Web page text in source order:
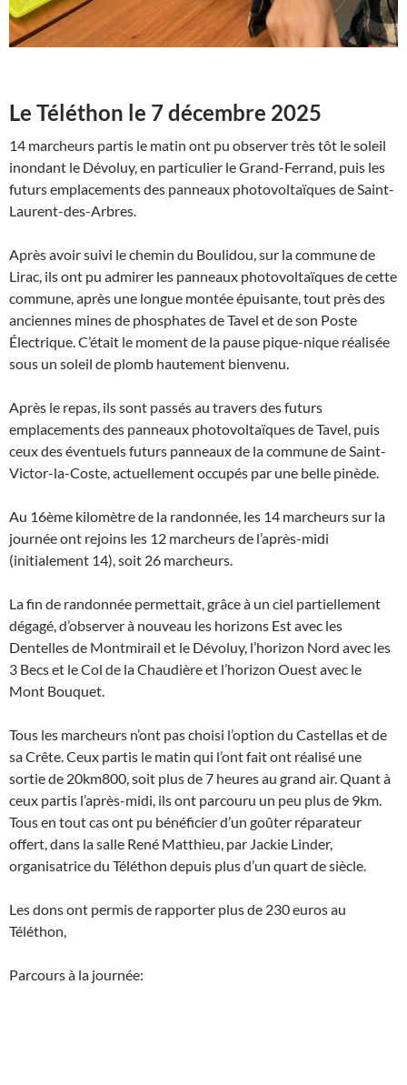
Le Téléthon le 7 décembre 2025
14 marcheurs partis le matin ont pu observer très tôt le soleil
inondant le Dévoluy, en particulier le Grand-Ferrand, puis les
futurs emplacements des panneaux photovoltaïques de Saint-
Laurent-des-Arbres.
Après avoir suivi le chemin du Boulidou, sur la commune de
Lirac, ils ont pu admirer les panneaux photovoltaïques de cette
commune, après une longue montée épuisante, tout près des
anciennes mines de phosphates de Tavel et de son Poste
Électrique. C’était le moment de la pause pique-nique réalisée
sous un soleil de plomb hautement bienvenu.
Après le repas, ils sont passés au travers des futurs
emplacements des panneaux photovoltaïques de Tavel, puis
ceux des éventuels futurs panneaux de la commune de Saint-
Victor-la-Coste, actuellement occupés par une belle pinède.
Au 16ème kilomètre de la randonnée, les 14 marcheurs sur la
journée ont rejoins les 12 marcheurs de l’après-midi
(initialement 14), soit 26 marcheurs.
La fin de randonnée permettait, grâce à un ciel partiellement
dégagé, d’observer à nouveau les horizons Est avec les
Dentelles de Montmirail et le Dévoluy, l’horizon Nord avec les
3 Becs et le Col de la Chaudière et l’horizon Ouest avec le
Mont Bouquet.
Tous les marcheurs n’ont pas choisi l’option du Castellas et de
sa Crête. Ceux partis le matin qui l’ont fait ont réalisé une
sortie de 20km800, soit plus de 7 heures au grand air. Quant à
ceux partis l’après-midi, ils ont parcouru un peu plus de 9km.
Tous en tout cas ont pu bénéficier d’un goûter réparateur
offert, dans la salle René Matthieu, par Jackie Linder,
organisatrice du Téléthon depuis plus d’un quart de siècle.
Les dons ont permis de rapporter plus de 230 euros au
Téléthon,
Parcours à la journée: